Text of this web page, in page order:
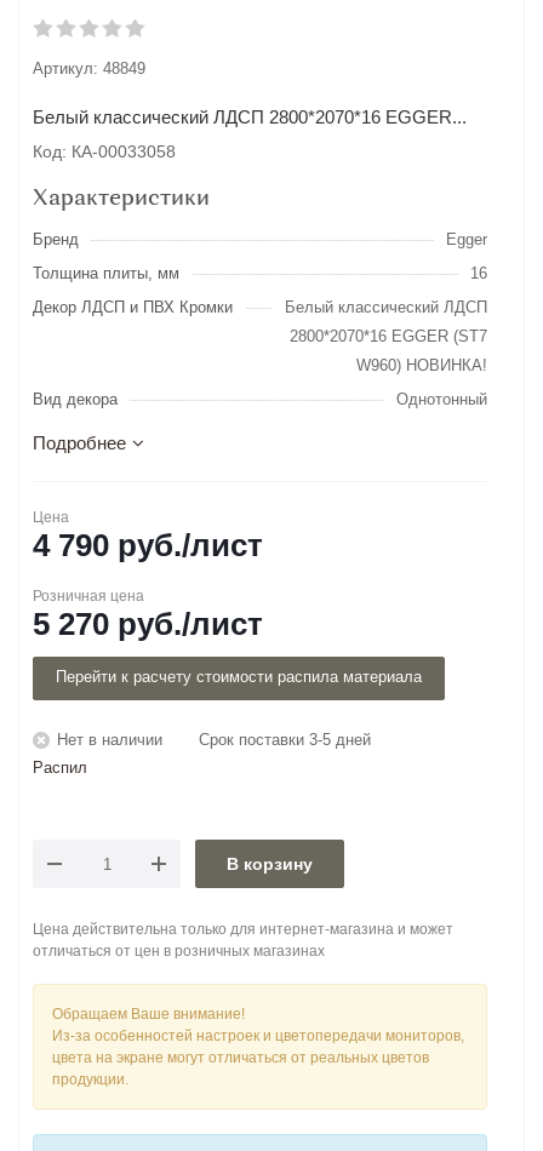
Артикул: 48849
Белый классический ЛДСП 2800*2070*16 EGGER...
Код: КА-00033058
Характеристики
Бренд
Egger
Толщина плиты, мм
16
Декор ЛДСП и ПВХ Кромки
Белый классический ЛДСП
2800*2070*16 EGGER (ST7
W960) НОВИНКА!
Вид декора
Однотонный
Подробнее
Цена
4 790 руб./лист
Розничная цена
5 270 руб./лист
Перейти к расчету стоимости распила материала
Нет в наличии
Срок поставки 3-5 дней
Распил
В корзину
Цена действительна только для интернет-магазина и может
отличаться от цен в розничных магазинах
Обращаем Ваше внимание!
Из-за особенностей настроек и цветопередачи мониторов,
цвета на экране могут отличаться от реальных цветов
продукции.